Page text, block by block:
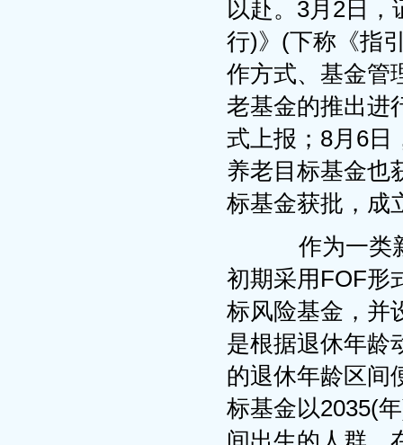
以赴。3月2日，
行)》(下称《指
作方式、基金管
老基金的推出进
式上报；8月6日
养老目标基金也
标基金获批，成
作为一类新
初期采用FOF形
标风险基金，并
是根据退休年龄
的退休年龄区间
标基金以2035(